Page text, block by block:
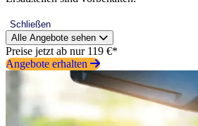
Schließen
Alle Angebote sehen
Preise jetzt ab nur 119 €*
Angebote erhalten